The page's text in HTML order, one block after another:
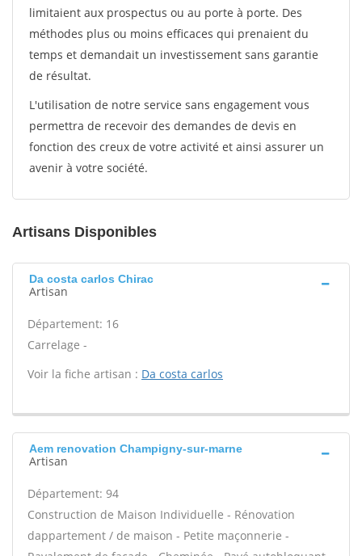
limitaient aux prospectus ou au porte à porte. Des
méthodes plus ou moins efficaces qui prenaient du
temps et demandait un investissement sans garantie
de résultat.
L'utilisation de notre service sans engagement vous
permettra de recevoir des demandes de devis en
fonction des creux de votre activité et ainsi assurer un
avenir à votre société.
Artisans Disponibles
Da costa carlos Chirac
Artisan
Département: 16
Carrelage -
Voir la fiche artisan : Da costa carlos
Aem renovation Champigny-sur-marne
Artisan
Département: 94
Construction de Maison Individuelle - Rénovation
dappartement / de maison - Petite maçonnerie -